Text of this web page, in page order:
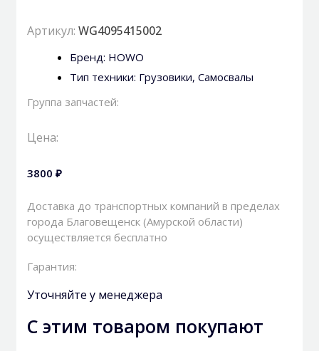
Артикул: WG4095415002
Бренд: HOWO
Тип техники: Грузовики, Самосвалы
Группа запчастей:
Цена:
3800 ₽
Доставка до транспортных компаний в пределах
города Благовещенск (Амурской области)
осуществляется бесплатно
Гарантия:
Уточняйте у менеджера
С этим товаром покупают